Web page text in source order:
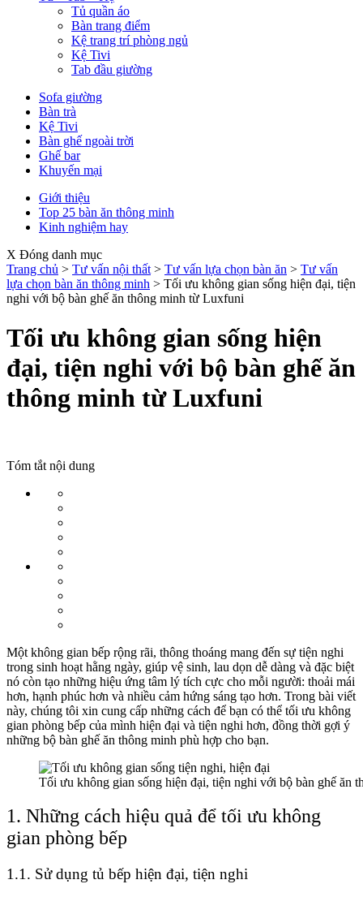
Tủ quần áo
Bàn trang điểm
Kệ trang trí phòng ngủ
Kệ Tivi
Tab đầu giường
Sofa giường
Bàn trà
Kệ Tivi
Bàn ghế ngoài trời
Ghế bar
Khuyến mại
Giới thiệu
Top 25 bàn ăn thông minh
Kinh nghiệm hay
X Đóng danh mục
Trang chủ > Tư vấn nội thất > Tư vấn lựa chọn bàn ăn > Tư vấn
lựa chọn bàn ăn thông minh > Tối ưu không gian sống hiện đại, tiện
nghi với bộ bàn ghế ăn thông minh từ Luxfuni
Tối ưu không gian sống hiện
đại, tiện nghi với bộ bàn ghế ăn
thông minh từ Luxfuni
Tóm tắt nội dung
Một không gian bếp rộng rãi, thông thoáng mang đến sự tiện nghi
trong sinh hoạt hằng ngày, giúp vệ sinh, lau dọn dễ dàng và đặc biệt
nó còn tạo những hiệu ứng tâm lý tích cực cho mỗi người: thoải mái
hơn, hạnh phúc hơn và nhiều cảm hứng sáng tạo hơn. Trong bài viết
này, chúng tôi xin cung cấp những cách để bạn có thể tối ưu không
gian phòng bếp của mình hiện đại và tiện nghi hơn, đồng thời gợi ý
những bộ bàn ghế ăn thông minh phù hợp cho bạn.
Tối ưu không gian sống hiện đại, tiện nghi với bộ bàn ghế ăn
1. Những cách hiệu quả để tối ưu không
gian phòng bếp
1.1. Sử dụng tủ bếp hiện đại, tiện nghi